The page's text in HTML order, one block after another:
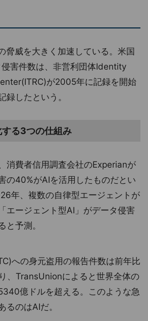
脅威を大きく加速している。米国
害件数は、非営利団体Identity
が2005年に記録を開始
録したという。
る3つの仕組み
消費者信用調査会社のExperianが
の40%がAIを活用したものだとい
年、複数の自律型エージェントが
エージェント型AI」がデータ侵害
と予測。
への身元盗用の報告件数は前年比
、TransUnionによると世界全体の
億ドルを超える。このような急
るのはAIだ。